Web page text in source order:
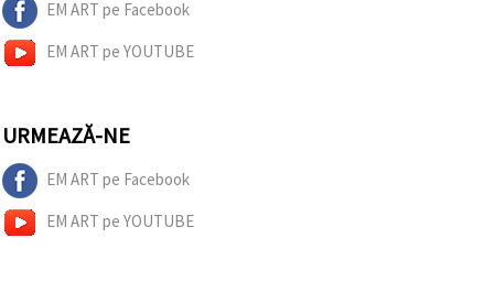
EM ART pe Facebook
EM ART pe YOUTUBE
URMEAZĂ-NE
EM ART pe Facebook
EM ART pe YOUTUBE